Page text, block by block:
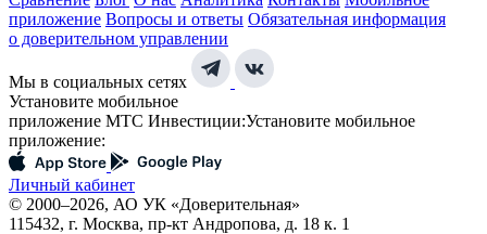
приложение Вопросы и ответы Обязательная информация
о доверительном управлении
Мы в социальных сетях
Установите мобильное
приложение МТС Инвестиции:Установите мобильное
приложение:
Личный кабинет
© 2000–2026, АО УК «Доверительная»
115432, г. Москва, пр-кт Андропова, д. 18 к. 1